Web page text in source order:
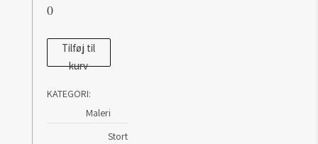
0
Maleri
af
Pihl:
Tilføj til
kurv
KATEGORI:
Maleri
Stort